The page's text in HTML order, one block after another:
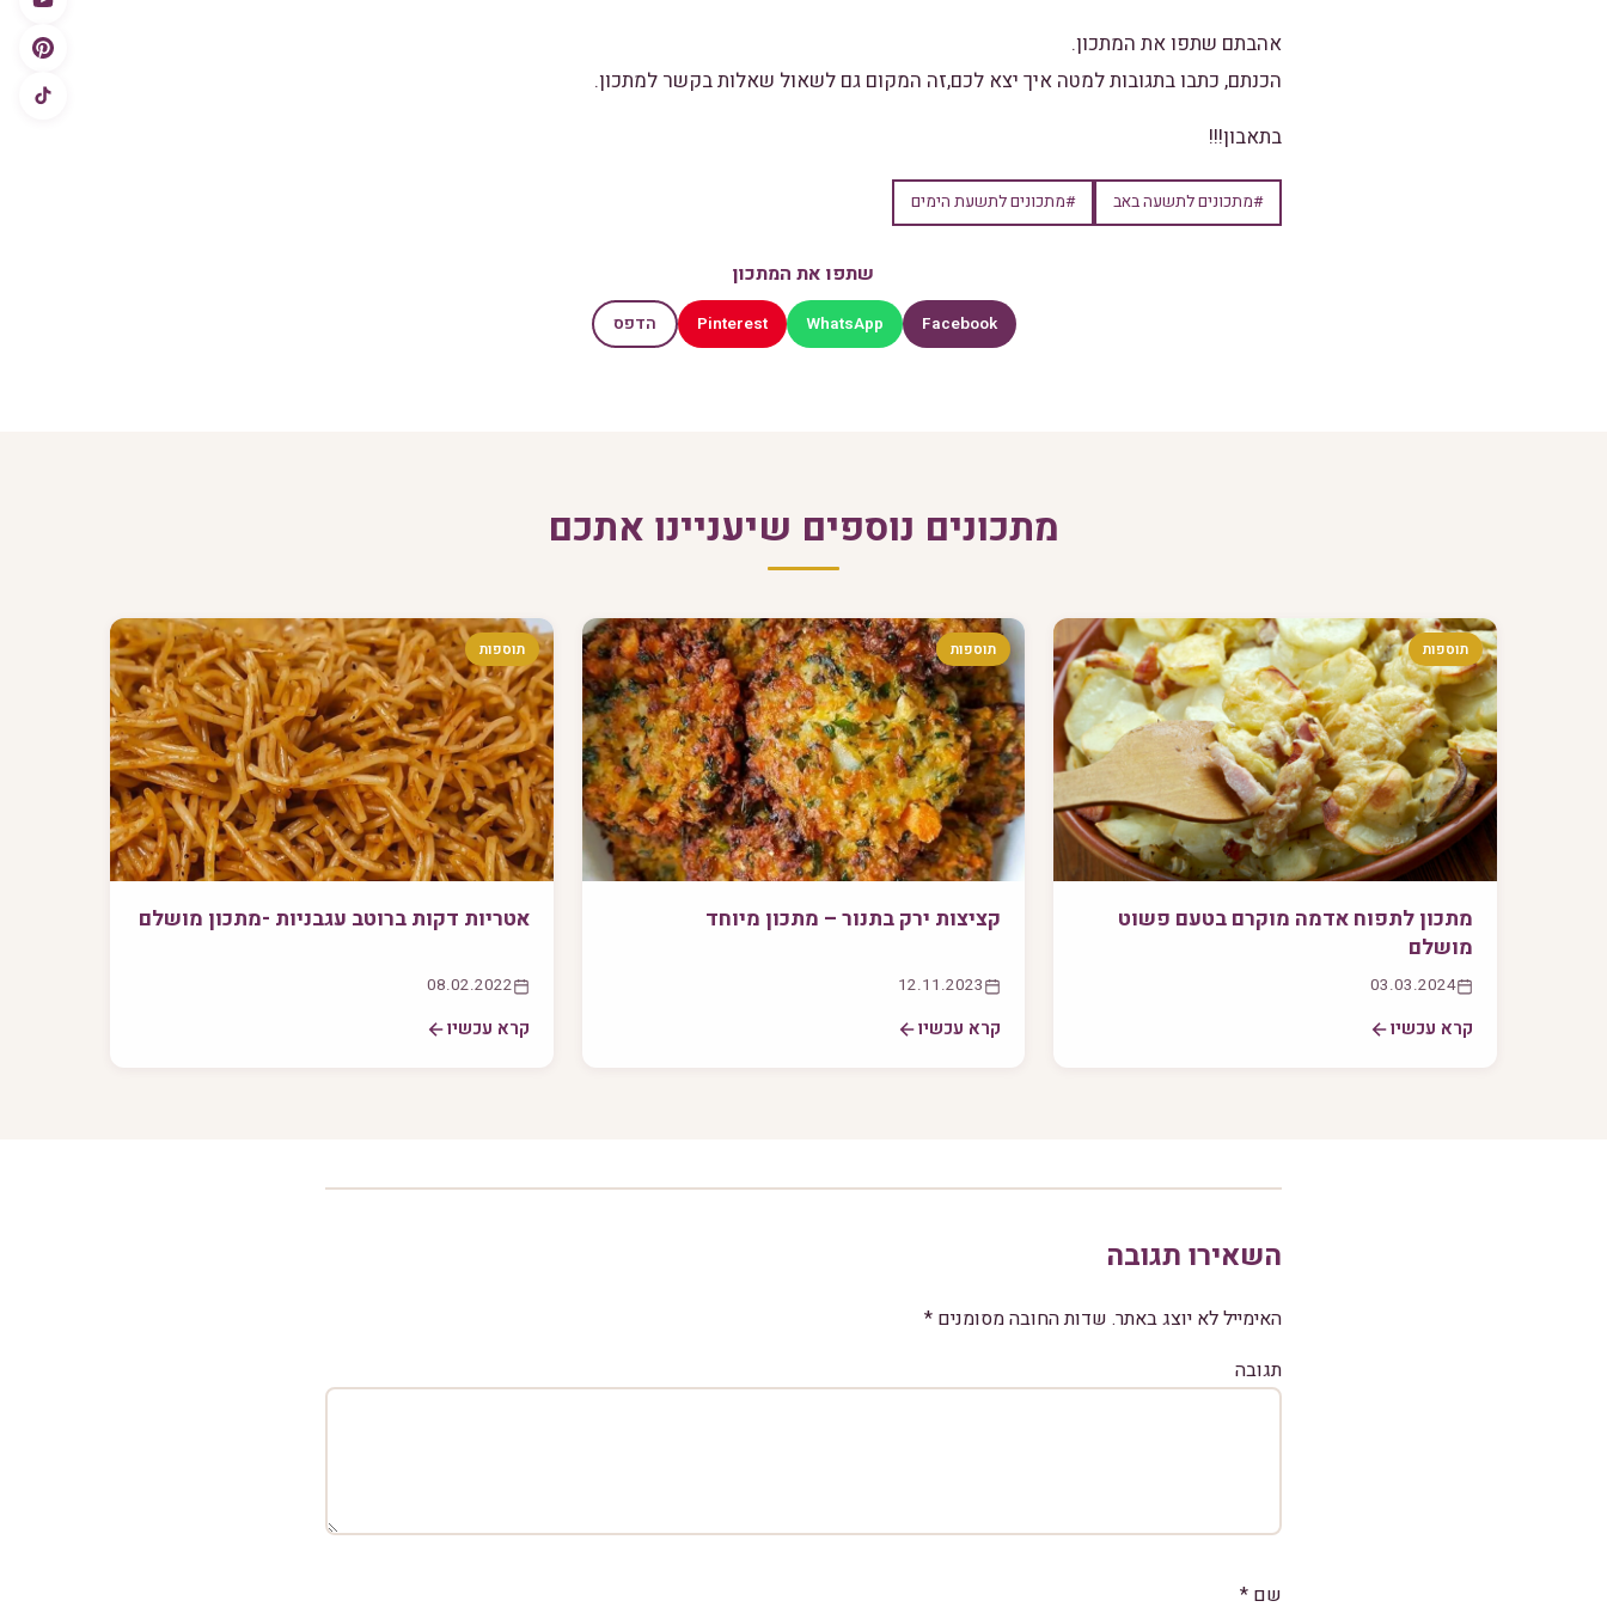
אהבתם שתפו את המתכון.
הכנתם, כתבו בתגובות למטה איך יצא לכם,זה המקום גם לשאול שאלות בקשר למתכון.
בתאבון!!!
#מתכונים לתשעה באב #מתכונים לתשעת הימים
שתפו את המתכון
Facebook
WhatsApp
Pinterest הדפס
מתכונים נוספים שיעניינו אתכם
תוספות
מתכון לתפוח אדמה מוקרם בטעם פשוט
מושלם
03.03.2024
קרא עכשיו
תוספות
קציצות ירק בתנור – מתכון מיוחד
12.11.2023
קרא עכשיו
תוספות
אטריות דקות ברוטב עגבניות -מתכון מושלם
08.02.2022
קרא עכשיו
השאירו תגובה
האימייל לא יוצג באתר. שדות החובה מסומנים *
תגובה
שם *